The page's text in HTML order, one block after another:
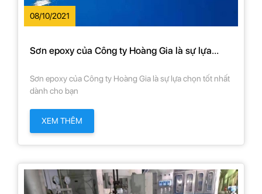
08/10/2021
Sơn epoxy của Công ty Hoàng Gia là sự lựa
Sơn epoxy của Công ty Hoàng Gia là sự lựa chọn tốt nhất
dành cho bạn
XEM THÊM